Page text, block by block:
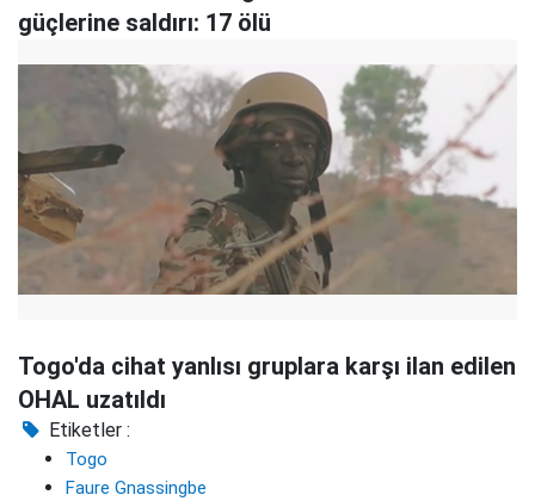
güçlerine saldırı: 17 ölü
Togo'da cihat yanlısı gruplara karşı ilan edilen
OHAL uzatıldı
Etiketler :
Togo
Faure Gnassingbe